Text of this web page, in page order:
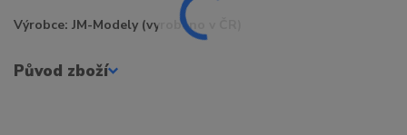
Výrobce: JM-Modely (vyrobeno v ČR)
Původ zboží